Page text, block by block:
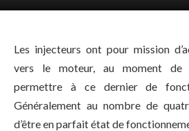
Les injecteurs ont pour mission
vers le moteur, au moment de
permettre à ce dernier de
Généralement au nombre de
d’être en parfait état de